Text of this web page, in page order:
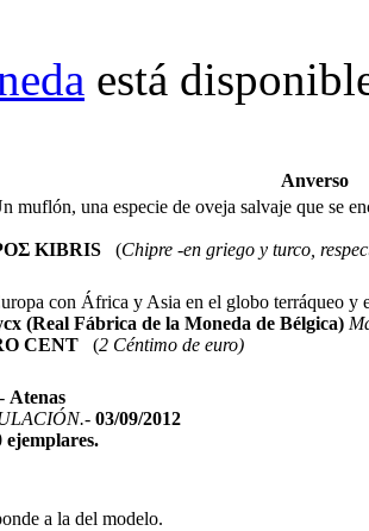
está
Anverso
muflón, una especie de oveja salvaje que se
KIBRIS (Chipre -en griego y turco,
con África y Asia en el globo terráqueo y
(Real Fábrica de la Moneda de Bélgica)
CENT (2 Céntimo de euro)
Atenas
03/09/2012
ejemplares.
a la del modelo.